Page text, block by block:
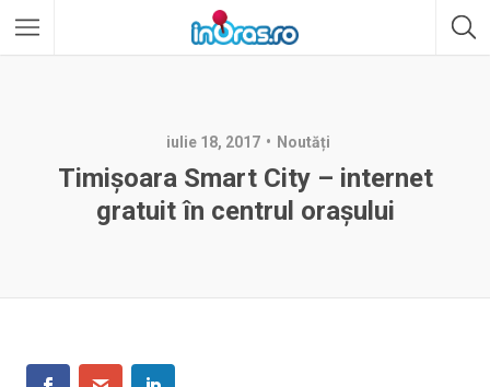
iulie 18, 2017 Noutăți
Timișoara Smart City – internet
gratuit în centrul orașului